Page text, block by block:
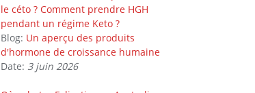
le céto ? Comment prendre HGH
pendant un régime Keto ?
Blog: Un aperçu des produits
d'hormone de croissance humaine
Date: 3 juin 2026